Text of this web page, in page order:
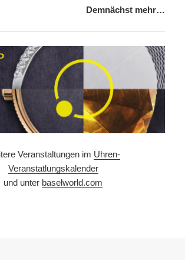
Demnächst mehr…
Veranstaltungen im Uhren-
Veranstatlungskalender
und unter baselworld.com